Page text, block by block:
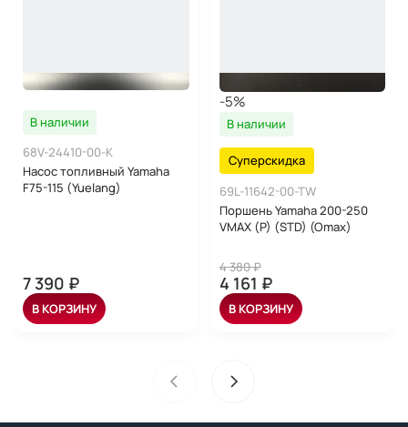
В наличии
68V-24410-00-K
Насос топливный Yamaha
F75-115 (Yuelang)
7 390 ₽
В КОРЗИНУ
-5%
В наличии
Суперскидка
69L-11642-00-TW
Поршень Yamaha 200-250
VMAX (P) (STD) (Omax)
4 380 ₽
4 161 ₽
В КОРЗИНУ